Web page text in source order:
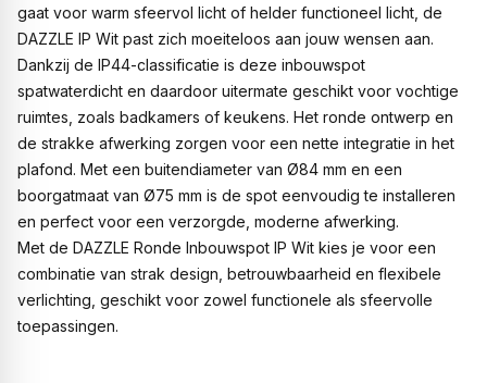
gaat voor warm sfeervol licht of helder functioneel licht, de
DAZZLE IP Wit past zich moeiteloos aan jouw wensen aan.
Dankzij de IP44-classificatie is deze inbouwspot
spatwaterdicht en daardoor uitermate geschikt voor vochtige
ruimtes, zoals badkamers of keukens. Het ronde ontwerp en
de strakke afwerking zorgen voor een nette integratie in het
plafond. Met een buitendiameter van Ø84 mm en een
boorgatmaat van Ø75 mm is de spot eenvoudig te installeren
en perfect voor een verzorgde, moderne afwerking.
Met de DAZZLE Ronde Inbouwspot IP Wit kies je voor een
combinatie van strak design, betrouwbaarheid en flexibele
verlichting, geschikt voor zowel functionele als sfeervolle
toepassingen.